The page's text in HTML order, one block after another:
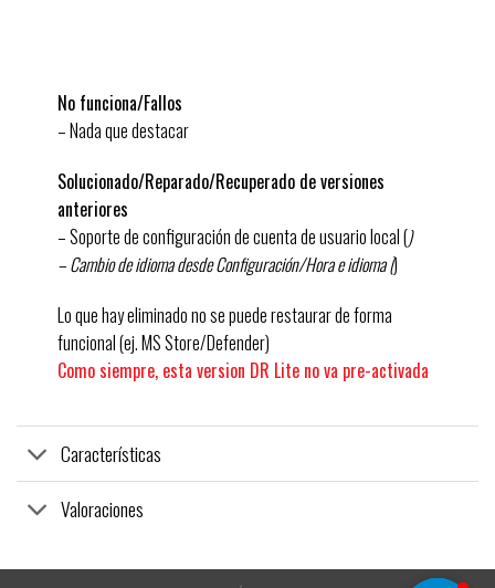
No funciona/Fallos
– Nada que destacar
Solucionado/Reparado/Recuperado de versiones
anteriores
– Soporte de configuración de cuenta de usuario local ()
– Cambio de idioma desde Configuración/Hora e idioma ()
Lo que hay eliminado no se puede restaurar de forma
funcional (ej. MS Store/Defender)
Como siempre, esta version DR Lite no va pre-activada
Características
Valoraciones